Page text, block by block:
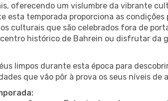
oferecendo um vislumbre da vibrante
esta temporada proporciona as
culturais que são celebrados fora de
histórico de Bahrein ou disfrutar da
limpos durante esta época para
que vão pôr à prova os seus níveis de